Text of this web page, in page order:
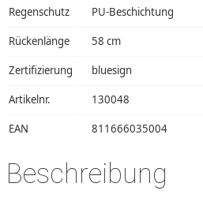
Regenschutz PU-Beschichtung
Rückenlänge 58 cm
Zertifizierung bluesign
Artikelnr. 130048
EAN 811666035004
Beschreibung